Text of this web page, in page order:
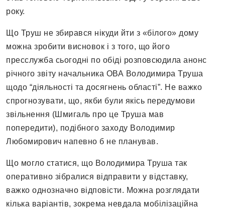
року.
Що Труш не збирався нікуди йти з «білого» дому
можна зробити висновок і з того, що його
пресслужба сьогодні по обіді розповсюдила анонс
річного звіту начальника ОВА Володимира Труша
щодо “діяльності та досягнень області”. Не важко
спрогнозувати, що, якби були якісь передумови
звільнення (Шмигаль про це Труша мав
попередити), подібного заходу Володимир
Любомирович напевно б не планував.
Що могло статися, що Володимира Труша так
оперативно зібралися відправити у відставку,
важко однозначно відповісти. Можна розглядати
кілька варіантів, зокрема невдала мобілізаційна